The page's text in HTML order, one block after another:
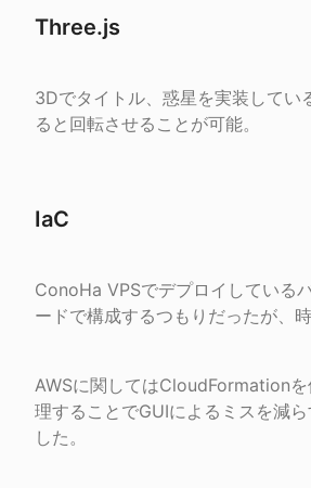
Three.js
3Dでタイトル、惑星を実装してい
ると回転させることが可能。
IaC
ConoHa VPSでデプロイしている
ードで構成するつもりだったが、
AWSに関してはCloudFormation
理することでGUIによるミスを減
した。